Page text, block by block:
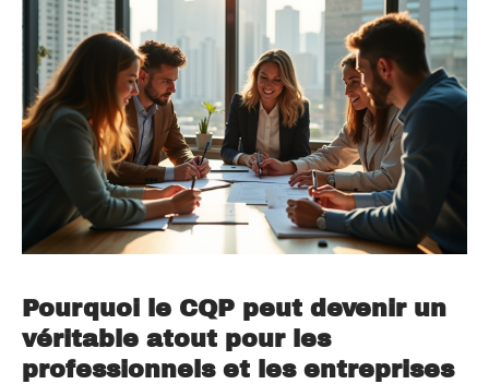
Pourquoi le CQP peut devenir un
véritable atout pour les
professionnels et les entreprises